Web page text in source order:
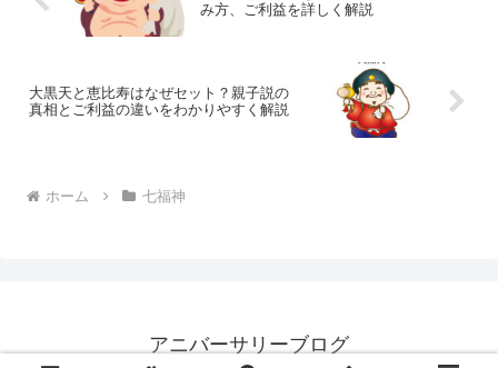
み方、ご利益を詳しく解説
大黒天と恵比寿はなぜセット？親子説の
真相とご利益の違いをわかりやすく解説
ホーム 七福神
アニバーサリーブログ